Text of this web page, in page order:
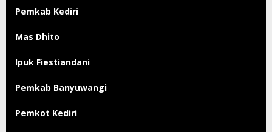
Pemkab Kediri
Mas Dhito
Ipuk Fiestiandani
Pemkab Banyuwangi
Pemkot Kediri